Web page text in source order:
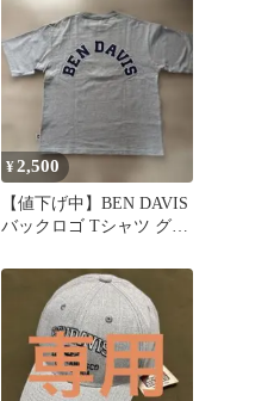
¥2,500
【値下げ中】BEN DAVIS
バックロゴ Tシャツ グレ